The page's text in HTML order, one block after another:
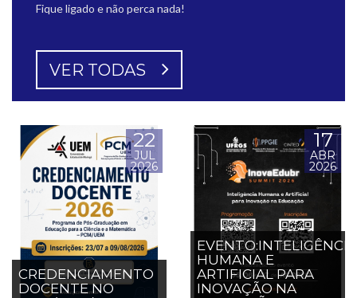
Fique ligado e não perca nada!
VER TODAS
22
JUL
2026
CREDENCIAMENTO
DOCENTE NO
17
ABR
2026
EVENTO:INTELIGÊNCIA
HUMANA E
ARTIFICIAL PARA
INOVAÇÃO NA